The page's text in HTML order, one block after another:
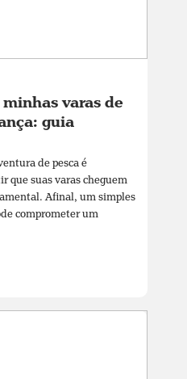
varas de
guia
de pesca é
que suas varas cheguem
Afinal, um simples
comprometer um